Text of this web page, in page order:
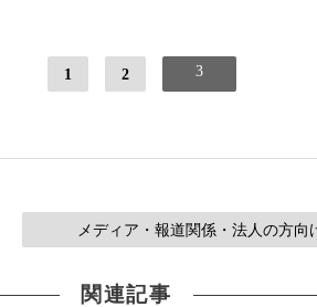
1 2 3
メディア・報道関係・法人の方
関連記事